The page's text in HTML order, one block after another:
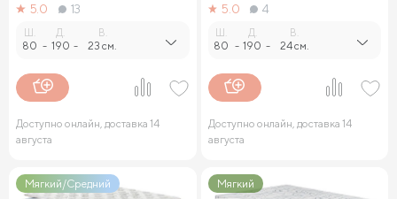
5.0
13
Ш.
80 -
Д.
190 -
В.
23 см.
Доступно онлайн, доставка 14
августа
5.0
4
Ш.
80 -
Д.
190 -
В.
24 см.
Доступно онлайн, доставка 14
августа
Мягкий/Средний
Мягкий